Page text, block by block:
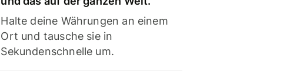
Halte deine Währungen an einem
Ort und tausche sie in
Sekundenschnelle um.